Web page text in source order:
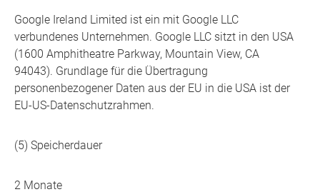
Google Ireland Limited ist ein mit Google LLC
verbundenes Unternehmen. Google LLC sitzt in den USA
(1600 Amphitheatre Parkway, Mountain View, CA
94043). Grundlage für die Übertragung
personenbezogener Daten aus der EU in die USA ist der
EU-US-Datenschutzrahmen.
(5) Speicherdauer
2 Monate